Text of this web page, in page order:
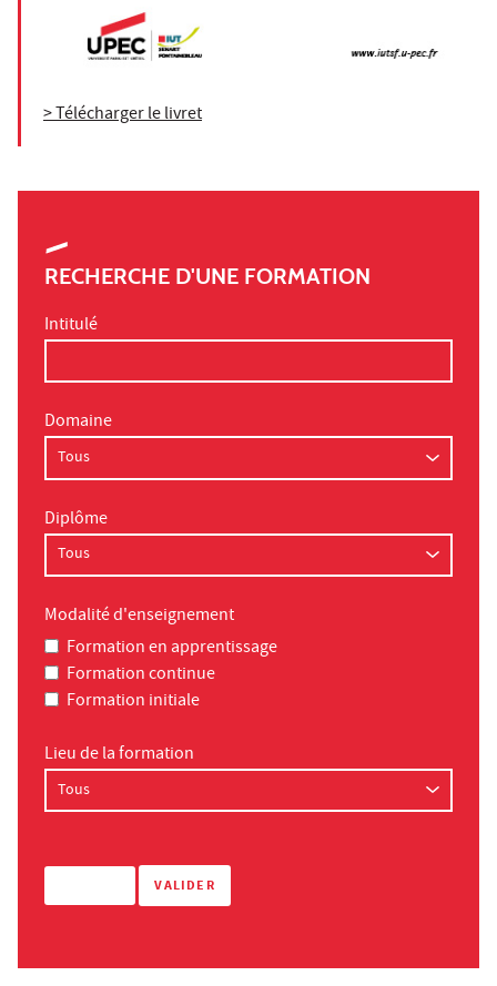
> Télécharger le livret
RECHERCHE D'UNE FORMATION
Intitulé
Domaine
Diplôme
Modalité d'enseignement
Formation en apprentissage
Formation continue
Formation initiale
Lieu de la formation